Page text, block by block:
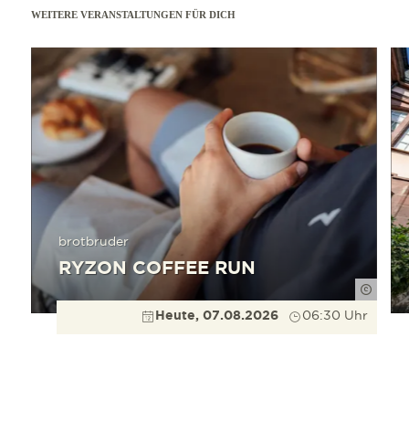
WEITERE VERANSTALTUNGEN FÜR DICH
brotbruder
RYZON COFFEE RUN
Heute, 07.08.2026 06:30 Uhr
mehr